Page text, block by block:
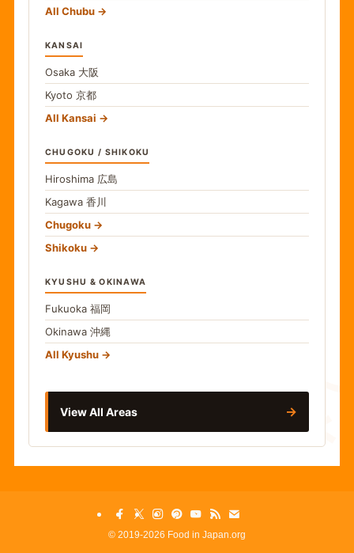
食
All Chubu
KANSAI
Osaka 大阪
Kyoto 京都
All Kansai
CHUGOKU / SHIKOKU
Hiroshima 広島
Kagawa 香川
Chugoku
Shikoku
KYUSHU & OKINAWA
Fukuoka 福岡
Okinawa 沖縄
All Kyushu
View All Areas →
© 2019-2026 Food in Japan.org